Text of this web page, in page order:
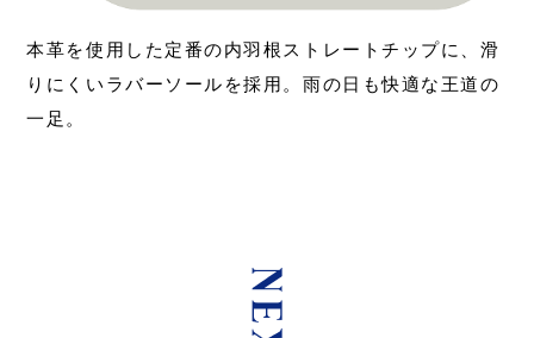
本革を使用した定番の内羽根ストレートチップに、滑
りにくいラバーソールを採用。雨の日も快適な王道の
一足。